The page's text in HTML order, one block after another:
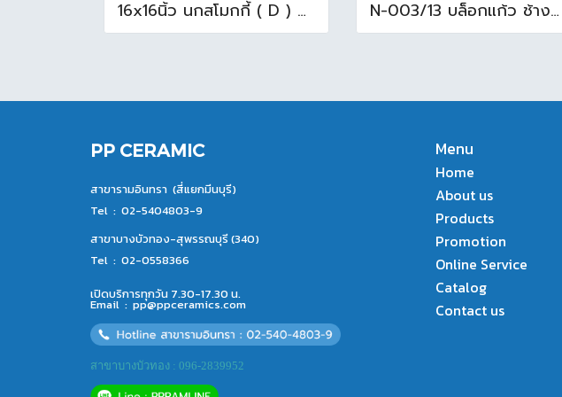
16x16นิ้ว นกสโมกกี้ ( D ) A (Pack6) N-003/13 บล็อกแก้ว ช้างแก้ว WOW พริ้วแก้ว ( 24x11.5x8cm )
PP CERAMIC
สาขารามอินทรา (สี่แยกมีนบุรี)
Tel : 02-5404803-9
สาขาบางบัวทอง-สุพรรณบุรี (340)
Tel : 02-0558366
เปิดบริการทุกวัน 7.30-17.30 น.
Email : pp@ppceramics.com
สาขาบางบัวทอง : 096-2839952
Menu
Home
About us
Products
Promotion
Online Service
Catalog
Contact us